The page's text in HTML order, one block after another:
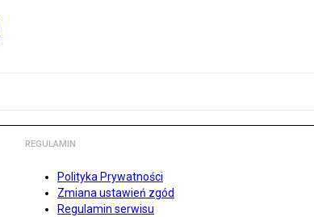
REGULAMIN
Polityka Prywatności
Zmiana ustawień zgód
Regulamin serwisu